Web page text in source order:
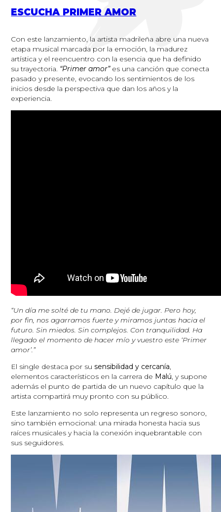
ESCUCHA PRIMER AMOR
Con este lanzamiento, la artista madrileña abre una nueva
etapa musical marcada por la emoción, la madurez
artística y el reencuentro con la esencia que ha definido
su trayectoria. “Primer amor”es una canción que conecta
pasado y presente, evocando los sentimientos de los
inicios desde la perspectiva que dan los años y la
experiencia.
“Un día me solté de tu mano. Dejé de jugar. Pero hoy,
por fin, nos agarramos fuerte y miramos juntas hacia el
futuro. Sin miedos. Sin complejos. Con tranquilidad. Ha
llegado el momento de hacer mío y vuestro este ‘Primer
amor’.”
El single destaca por susensibilidad y cercanía
elementos característicos en la carrera de Malú , y supone
además el punto de partida de un nuevo capítulo que la
artista compartirá muy pronto con su público.
Este lanzamiento no solo representa un regreso sonoro,
sino también emocional: una mirada honesta hacia sus
raíces musicales y hacia la conexión inquebrantable con
sus seguidores.